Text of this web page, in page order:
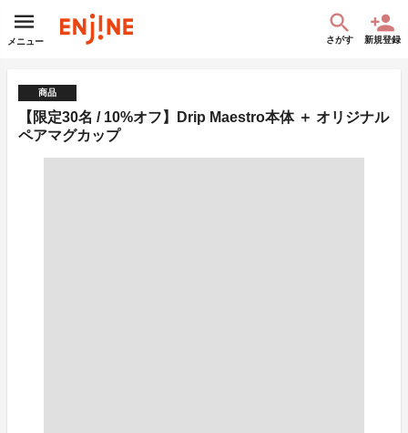
メニュー さがす 新規登録
商品
【限定30名 / 10%オフ】Drip Maestro本体 ＋ オリジナル
ペアマグカップ